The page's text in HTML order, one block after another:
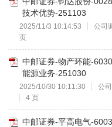
技术优势-251103
2025/11/3 10:14:53 公司
页
中邮证券-物产环能-
能源业务-251030
2025/10/30 10:11:30 公
4 页
中邮证券-平高电气-